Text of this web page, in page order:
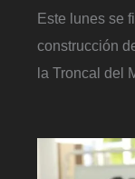
Este lunes se
construcción
la Troncal del